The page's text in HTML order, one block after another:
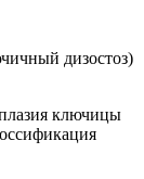
дизостоз)
ключицы